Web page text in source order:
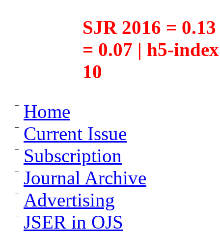
SJR 2016 =
= 0.07 | h5-
10
Home
Current Issue
Subscription
Journal Archive
Advertising
JSER in OJS